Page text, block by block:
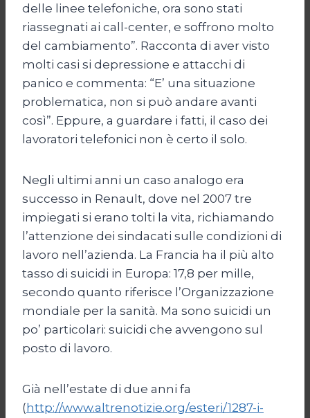
delle linee telefoniche, ora sono stati
riassegnati ai call-center, e soffrono molto
del cambiamento”. Racconta di aver visto
molti casi si depressione e attacchi di
panico e commenta: “E’ una situazione
problematica, non si può andare avanti
così”. Eppure, a guardare i fatti, il caso dei
lavoratori telefonici non è certo il solo.
Negli ultimi anni un caso analogo era
successo in Renault, dove nel 2007 tre
impiegati si erano tolti la vita, richiamando
l’attenzione dei sindacati sulle condizioni di
lavoro nell’azienda. La Francia ha il più alto
tasso di suicidi in Europa: 17,8 per mille,
secondo quanto riferisce l’Organizzazione
mondiale per la sanità. Ma sono suicidi un
po’ particolari: suicidi che avvengono sul
posto di lavoro.
Già nell’estate di due anni fa
(http://www.altrenotizie.org/esteri/1287-i-